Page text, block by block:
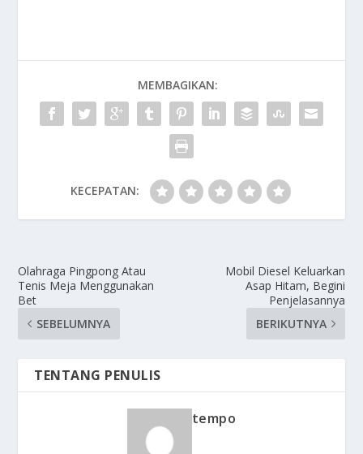
MEMBAGIKAN:
KECEPATAN:
Olahraga Pingpong Atau
Tenis Meja Menggunakan
Bet
SEBELUMNYA
Mobil Diesel Keluarkan
Asap Hitam, Begini
Penjelasannya
BERIKUTNYA
TENTANG PENULIS
tempo